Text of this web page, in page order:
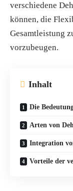
verschiedene
können, die
Gesamtleistung
vorzubeugen.
Inhalt
Die
Arten von
Integration
Vorteile der